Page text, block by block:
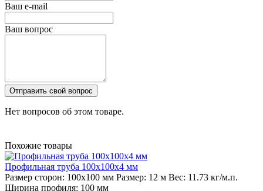
Ваш e-mail
Ваш вопрос
Отправить свой вопрос
Нет вопросов об этом товаре.
Похожие товары
Профильная труба 100х100х4 мм
Размер сторон: 100х100 мм Размер: 12 м Вес: 11.73 кг/м.п.
Ширина профиля: 100 мм